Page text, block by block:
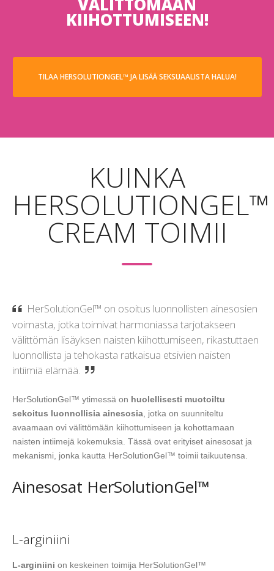
VÄLITTÖMÄÄN
KIIHOTTUMISEEN!
TILAA HERSOLUTIONGEL™ JA LISÄÄ SEKSUAALISTA HALUA!
KUINKA
HERSOLUTIONGEL™
CREAM TOIMII
HerSolutionGel™ on osoitus luonnollisten ainesosien
voimasta, jotka toimivat harmoniassa tarjotakseen
välittömän lisäyksen naisten kiihottumiseen, rikastuttaen
luonnollista ja tehokasta ratkaisua etsivien naisten
intiimiä elämää.
HerSolutionGel™ ytimessä on huolellisesti muotoiltu
sekoitus luonnollisia ainesosia , jotka on suunniteltu
avaamaan ovi välittömään kiihottumiseen ja kohottamaan
naisten intiimejä kokemuksia. Tässä ovat erityiset ainesosat ja
mekanismi, jonka kautta HerSolutionGel™ toimii taikuutensa.
Ainesosat HerSolutionGel™
L-arginiini
L-arginiini on keskeinen toimija HerSolutionGel™